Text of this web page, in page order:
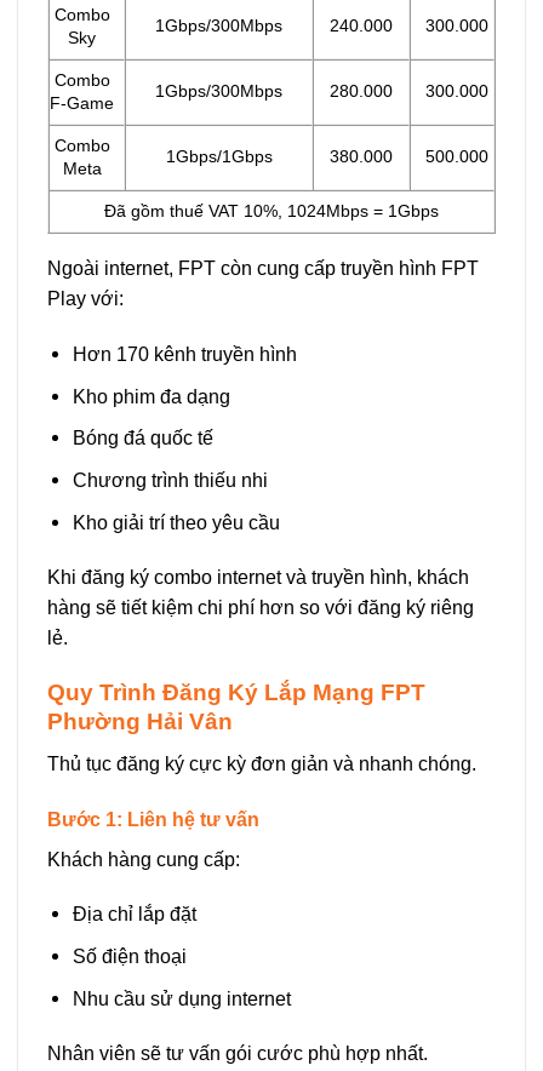
Combo
Sky
1Gbps/300Mbps 240.000 300.000
Combo
F-Game
1Gbps/300Mbps 280.000 300.000
Combo
Meta
1Gbps/1Gbps 380.000 500.000
Đã gồm thuế VAT 10%, 1024Mbps = 1Gbps
Ngoài internet, FPT còn cung cấp truyền hình FPT
Play với:
Hơn 170 kênh truyền hình
Kho phim đa dạng
Bóng đá quốc tế
Chương trình thiếu nhi
Kho giải trí theo yêu cầu
Khi đăng ký combo internet và truyền hình, khách
hàng sẽ tiết kiệm chi phí hơn so với đăng ký riêng
lẻ.
Quy Trình Đăng Ký Lắp Mạng FPT
Phường Hải Vân
Thủ tục đăng ký cực kỳ đơn giản và nhanh chóng.
Bước 1: Liên hệ tư vấn
Khách hàng cung cấp:
Địa chỉ lắp đặt
Số điện thoại
Nhu cầu sử dụng internet
Nhân viên sẽ tư vấn gói cước phù hợp nhất.